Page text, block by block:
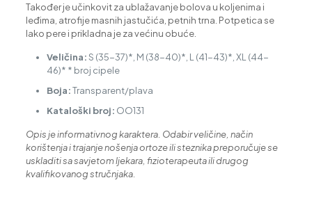
Također je učinkovit za ublažavanje bolova u koljenima i
leđima, atrofije masnih jastučića, petnih trna. Potpetica se
lako pere i prikladna je za većinu obuće.
Veličina:S (35-37)*, M (38-40)*, L (41-43)*, XL (44-
46)* * broj cipele
Boja:Transparent/plava
Kataloški broj: OO131
Opis je informativnog karaktera. Odabir veličine, način
korištenja i trajanje nošenja ortoze ili steznika preporučuje se
uskladiti sa savjetom ljekara, fizioterapeuta ili drugog
kvalifikovanog stručnjaka.